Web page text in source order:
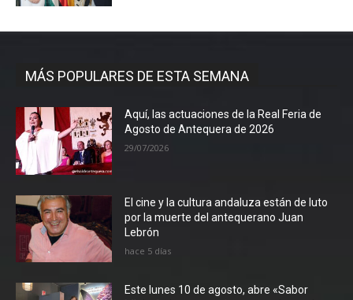
MÁS POPULARES DE ESTA SEMANA
Aquí, las actuaciones de la Real Feria de
Agosto de Antequera de 2026
29/07/2026
El cine y la cultura andaluza están de luto
por la muerte del antequerano Juan
Lebrón
hace 5 días
Este lunes 10 de agosto, abre «Sabor